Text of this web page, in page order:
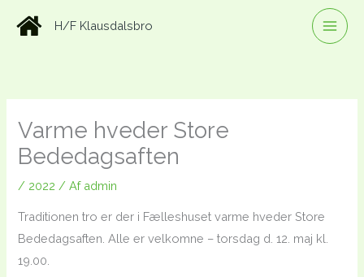
H/F Klausdalsbro
Varme hveder Store
Bededagsaften
/ 2022 / Af admin
Traditionen tro er der i Fælleshuset varme hveder Store
Bededagsaften. Alle er velkomne – torsdag d. 12. maj kl.
19.00.